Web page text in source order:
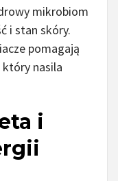
mikrobiom
i stan skóry.
pomagają
nasila
i